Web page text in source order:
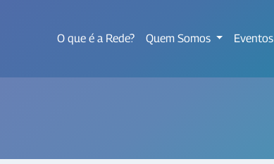
O que é a Rede? Quem Somos Eventos